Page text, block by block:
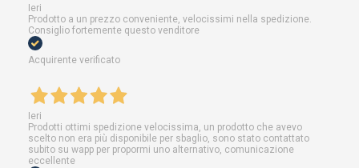
Ieri
Prodotto a un prezzo conveniente, velocissimi nella spedizione.
Consiglio fortemente questo venditore
Acquirente verificato
Ieri
Prodotti ottimi spedizione velocissima, un prodotto che avevo
scelto non era più disponibile per sbaglio, sono stato contattato
subito su wapp per propormi uno alternativo, comunicazione
eccellente